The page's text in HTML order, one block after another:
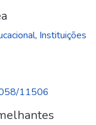
, Instituições
11506